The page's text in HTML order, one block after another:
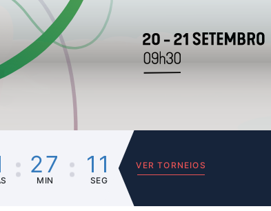
27
MIN
11
SEG
VER TORNEIOS